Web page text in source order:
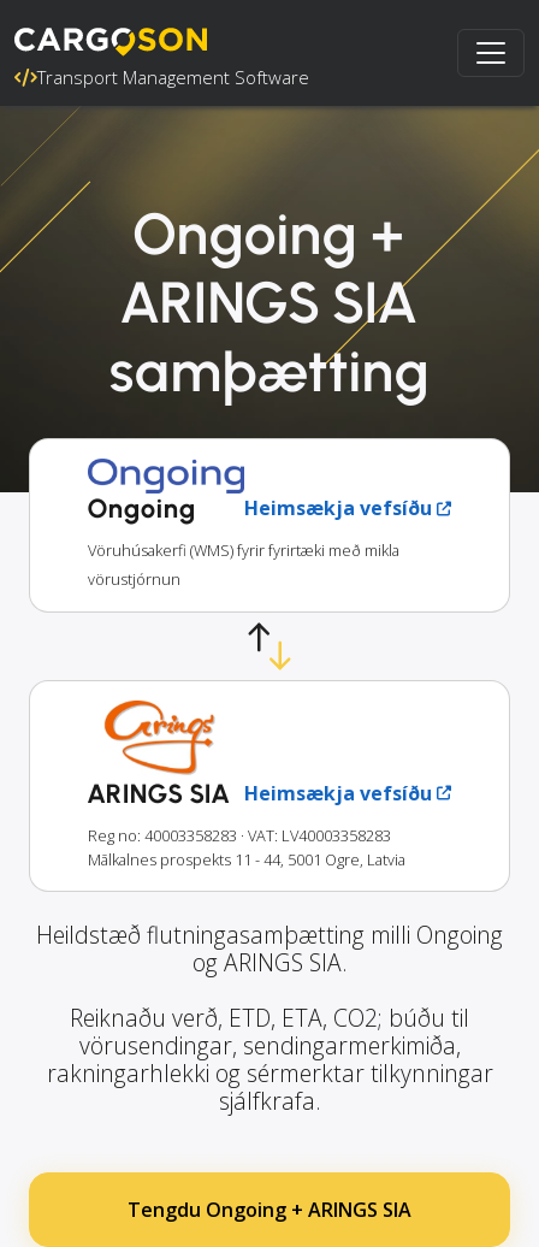
Transport Management Software
Ongoing +
ARINGS SIA
samþætting
Ongoing Heimsækja vefsíðu
Vöruhúsakerfi (WMS) fyrir fyrirtæki með mikla
vörustjórnun
ARINGS SIA Heimsækja vefsíðu
Reg no: 40003358283 · VAT: LV40003358283
Mālkalnes prospekts 11 - 44, 5001 Ogre, Latvia
Heildstæð flutningasamþætting milli Ongoing
og ARINGS SIA.
Reiknaðu verð, ETD, ETA, CO2; búðu til
vörusendingar, sendingarmerkimiða,
rakningarhlekki og sérmerktar tilkynningar
sjálfkrafa.
Tengdu Ongoing + ARINGS SIA